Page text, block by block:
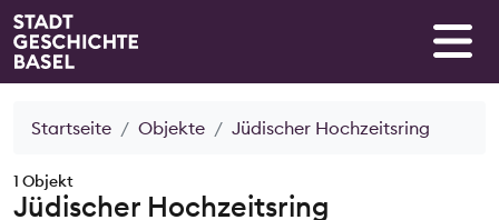
Startseite Objekte Jüdischer Hochzeitsring
1 Objekt
Jüdischer Hochzeitsring